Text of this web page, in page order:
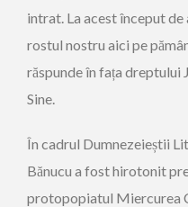
intrat. La acest început de
rostul nostru aici pe
răspunde în fața dreptului
Sine.
În cadrul Dumnezeieștii
Bănucu a fost hirotonit
protopopiatul Miercurea